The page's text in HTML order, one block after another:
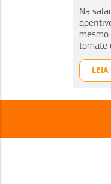
Na
mesmo
tomate
LEIA